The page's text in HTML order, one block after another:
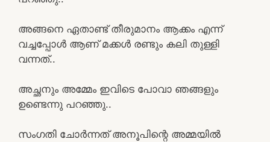
അങ്ങനെ ഏതാണ്ട് തീരുമാനം ആക്കം എന്ന്
വച്ചപ്പോൾ ആണ് മക്കൾ രണ്ടും കലി തുള്ളി
വന്നത്..
അച്ഛനും അമ്മേം ഇവിടെ പോവാ ഞങ്ങളും
ഉണ്ടെന്നു പറഞ്ഞു..
സംഗതി ചോർന്നത് അനൂപിന്റെ അമ്മയിൽ